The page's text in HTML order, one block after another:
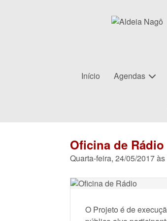
Início Agendas
Oficina de Rádio
Quarta-feira, 24/05/2017 às
O Projeto é de